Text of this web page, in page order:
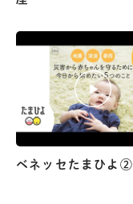
ベネッセたまひよ②